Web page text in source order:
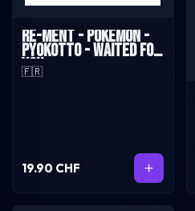
Re-ment - Pokémon -
Pyokotto - Waited For
You
🇫🇷
19.90 CHF